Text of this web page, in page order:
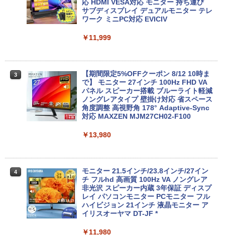
【OSなし】 中古ノートパソコン 第8世代
Core i5 富士通 LIFEBOOK A579/B メモ
リ8GB HDD500GB 15.6インチ HDMI テ
る 7日保証 送料無料 2営業日以内に発送
＼★最大2555円OFFクーポン★／【テン
キー搭載内蔵】中古ノートパソコン 東芝
dynabook B55 シリーズ 15.6インチ Co
re i5 第6世代 メモリ8 GSSD128G Wind
ffice付き 中古パソコン 中古ノートPC 整
￥14,555
レビュー投稿 5年保証｜MS Office 2024
H&B 搭載｜中古 ノートパソコン Windo
ws11 Office付｜スペック Core i5 第7世
キー DVDドライブ搭載 CD DVD 再生可
【全商品10%OFF+P5倍】Dell OptiPlex
3070 Micro 第9世代 Core i5 Windows1
1 Pro メモリ 8GB/16GB SSD 256GB/51
DisplayPort WPS Office付き デスクト
￥35,000
超得2,500円OFF&P2倍｜Windows11正
式対応｜楽天1位｜最大180日保証｜CPU
Windows11 office付き｜メモリ8GB SS
可能｜デスクトップ 中古｜中古PC
￥34,800
デスクトップパソコン Windows11 Offic
Core i5-6500 i5 i7-14700F｜ SSD 256G
応 HDMI VESA対応 モニター 持ち運び
サブディスプレイ デュアルモニター テレ
ワーク ミニPC対応 EVICIV
￥11,999
3
【期間限定5%OFFクーポン 8/12 10時ま
で】 モニター 27インチ 100Hz FHD VA
パネル スピーカー搭載 ブルーライト軽減
ノングレアタイプ 壁掛け対応 省スペース
角度調整 高視野角 178° Adaptive-Sync
対応 MAXZEN MJM27CH02-F100
￥13,980
4
モニター 21.5インチ/23.8インチ/27イン
チ フルhd 高画質 100Hz VA ノングレア
非光沢 スピーカー内蔵 3年保証 ディスプ
レイ パソコンモニター PCモニター フル
ハイビジョン 21インチ 液晶モニター ア
イリスオーヤマ DT-JF *
￥11,980